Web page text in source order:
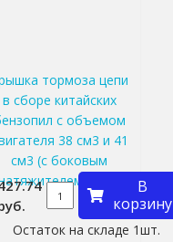
тормоза цепи
в сборе китайских
с объемом
38 см3 и 41
см3 (с боковым
цепи)
В
корзину
Остаток на складе 1шт.